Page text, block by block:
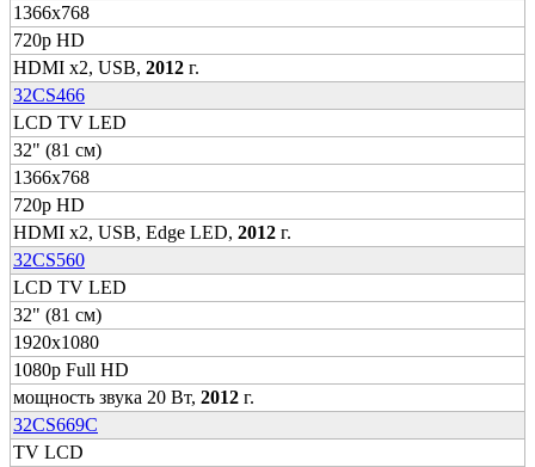
1366x768
720p HD
HDMI x2, USB, 2012 г.
32CS466
LCD TV LED
32" (81 см)
1366x768
720p HD
HDMI x2, USB, Edge LED, 2012 г.
32CS560
LCD TV LED
32" (81 см)
1920x1080
1080p Full HD
мощность звука 20 Вт, 2012 г.
32CS669C
TV LCD